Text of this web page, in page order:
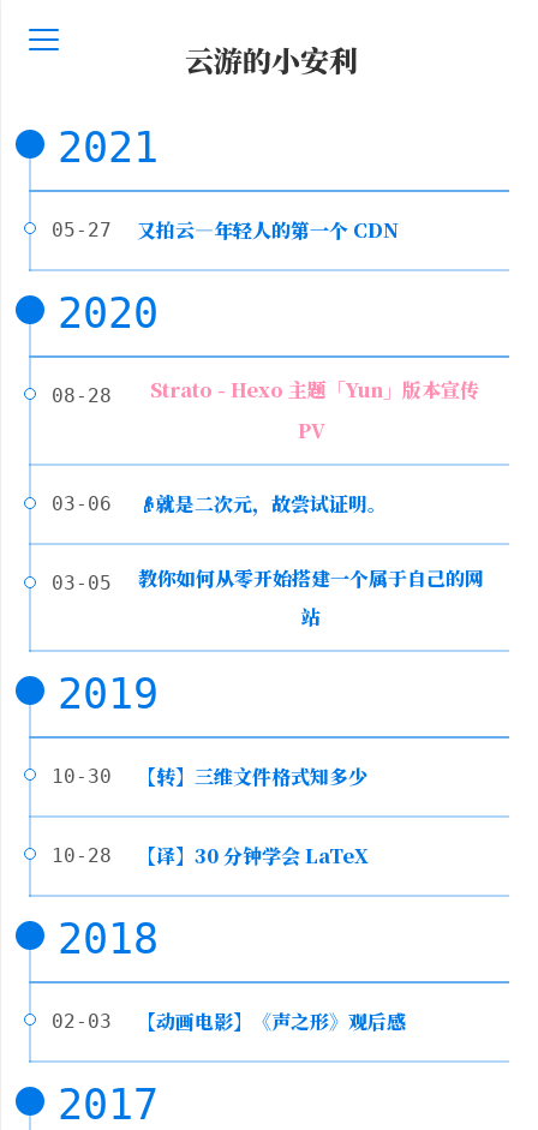
云游的小安利
2021
05-27 又拍云—年轻人的第一个 CDN
2020
08-28
Strato - Hexo 主题「Yun」版本宣传
PV
03-06 👴就是二次元，故尝试证明。
03-05
教你如何从零开始搭建一个属于自己的网
站
2019
10-30 【转】三维文件格式知多少
10-28 【译】30 分钟学会 LaTeX
2018
02-03 【动画电影】《声之形》观后感
2017